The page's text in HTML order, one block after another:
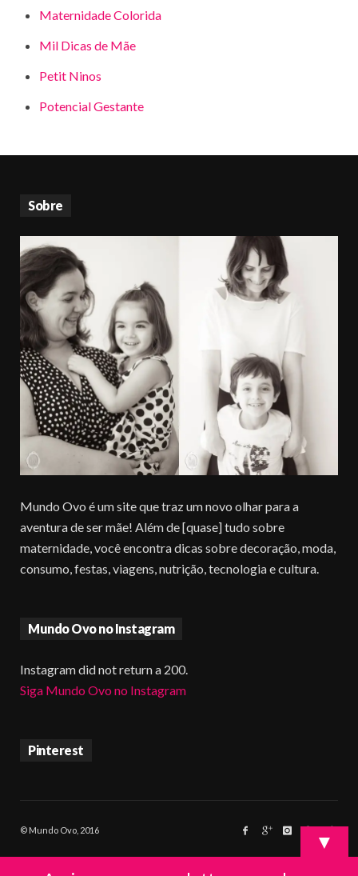
Maternidade Colorida
Mil Dicas de Mãe
Petit Ninos
Potencial Gestante
Sobre
Mundo Ovo é um site que traz um novo olhar para a
aventura de ser mãe! Além de [quase] tudo sobre
maternidade, você encontra dicas sobre decoração, moda,
consumo, festas, viagens, nutrição, tecnologia e cultura.
Mundo Ovo no Instagram
Instagram did not return a 200.
Siga Mundo Ovo no Instagram
Pinterest
© Mundo Ovo, 2016 ▼